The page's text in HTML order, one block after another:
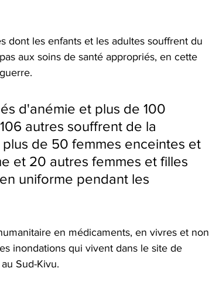
dont les enfants et les adultes souffrent du
aux soins de santé appropriés, en cette
d'anémie et plus de 100
autres souffrent de la
de 50 femmes enceintes et
et 20 autres femmes et filles
uniforme pendant les
en médicaments, en vivres et non
inondations qui vivent dans le site de
Sud-Kivu.